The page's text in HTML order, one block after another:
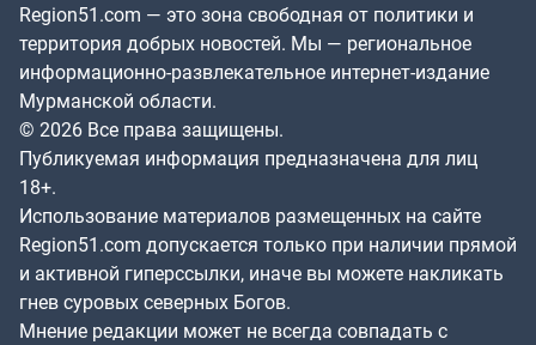
Region51.com — это зона свободная от политики и
территория добрых новостей. Мы — региональное
информационно-развлекательное интернет-издание
Мурманской области.
© 2026 Все права защищены.
Публикуемая информация предназначена для лиц
18+.
Использование материалов размещенных на сайте
Region51.com допускается только при наличии прямой
и активной гиперссылки, иначе вы можете накликать
гнев суровых северных Богов.
Мнение редакции может не всегда совпадать с